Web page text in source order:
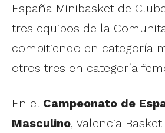
España Minibasket de
tres equipos de la
compitiendo en categoría
otros tres en categoría
En el Campeonato de
Masculino, Valencia